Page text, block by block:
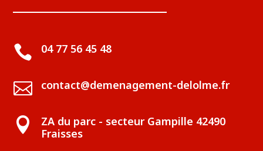
 04 77 56 45 48
 contact@demenagement-delolme.fr

ZA du parc - secteur Gampille 42490
Fraisses